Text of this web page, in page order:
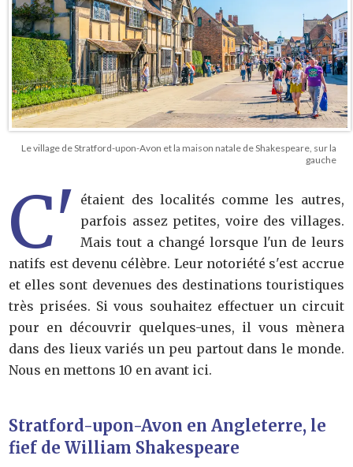
Le village de Stratford-upon-Avon et la maison natale de Shakespeare, sur la
gauche
C'
étaient des localités comme les autres,
parfois assez petites, voire des villages.
Mais tout a changé lorsque l'un de leurs
natifs est devenu célèbre. Leur notoriété s'est accrue
et elles sont devenues des destinations touristiques
très prisées. Si vous souhaitez effectuer un circuit
pour en découvrir quelques-unes, il vous mènera
dans des lieux variés un peu partout dans le monde.
Nous en mettons 10 en avant ici.
Stratford-upon-Avon en Angleterre, le
fief de William Shakespeare